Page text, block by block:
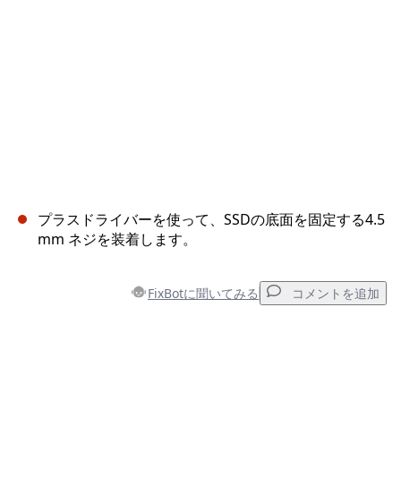
プラスドライバーを使って、SSDの底面を固定する4.5
mm ネジを装着します。
FixBotに聞いてみる コメントを追加